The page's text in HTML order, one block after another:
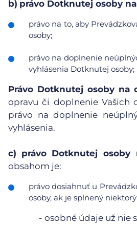
b) právo Dotknutej osoby
právo na to, aby
osoby;
právo na doplnenie
vyhlásenia Dotknutej osoby;
Právo Dotknutej osoby na
opravu či doplnenie Vašich
právo na doplnenie
vyhlásenia.
c) právo Dotknutej osoby
obsahom je:
právo dosiahnuť u
osoby, ak je splnený
- osobné údaje už nie